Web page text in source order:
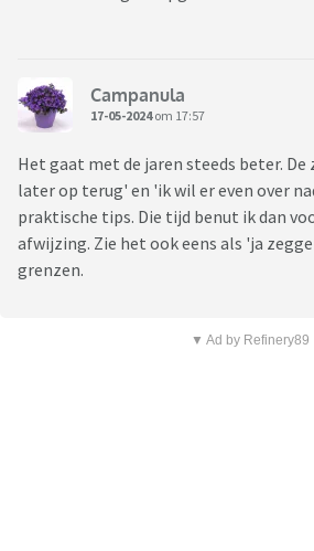
Campanula
17-05-2024om 17:57
Het gaat met de jaren steeds beter.
later op terug' en 'ik wil er even over
praktische tips. Die tijd benut ik dan
afwijzing. Zie het ook eens als 'ja
grenzen.
▼ Ad by Refinery89